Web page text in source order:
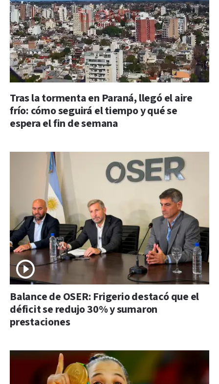
Tras la tormenta en Paraná, llegó el aire
frío: cómo seguirá el tiempo y qué se
espera el fin de semana
Balance de OSER: Frigerio destacó que el
déficit se redujo 30% y sumaron
prestaciones